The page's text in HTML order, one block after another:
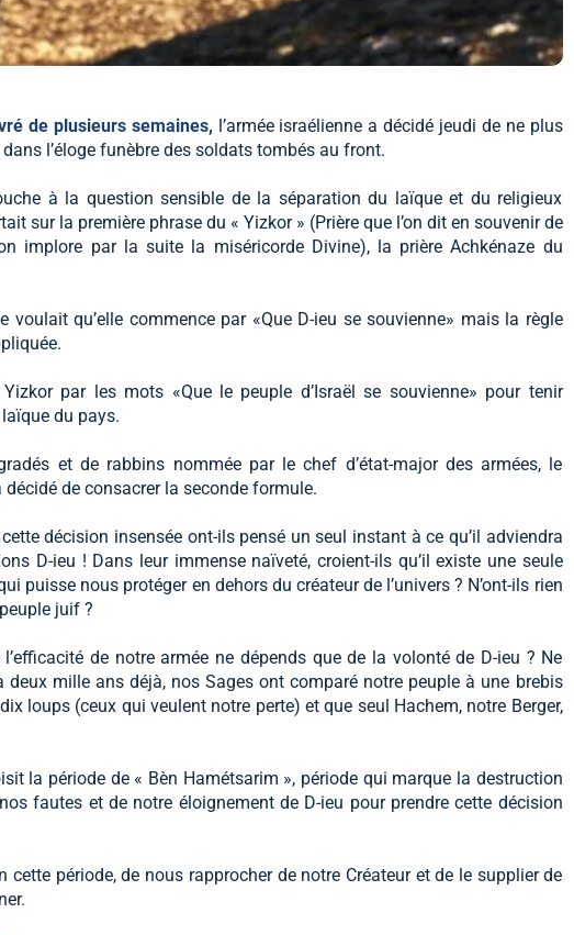
de plusieurs semaines, l’armée israélienne a décidé jeudi de ne plus
l’éloge funèbre des soldats tombés au front.
à la question sensible de la séparation du laïque et du religieux
sur la première phrase du « Yizkor » (Prière que l’on dit en souvenir de
implore par la suite la miséricorde Divine), la prière Achkénaze du
voulait qu’elle commence par «Que D-ieu se souvienne» mais la règle
par les mots «Que le peuple d’Israël se souvienne» pour tenir
du pays.
et de rabbins nommée par le chef d’état-major des armées, le
décidé de consacrer la seconde formule.
décision insensée ont-ils pensé un seul instant à ce qu’il adviendra
D-ieu ! Dans leur immense naïveté, croient-ils qu’il existe une seule
puisse nous protéger en dehors du créateur de l’univers ? N’ont-ils rien
juif ?
de notre armée ne dépends que de la volonté de D-ieu ? Ne
deux mille ans déjà, nos Sages ont comparé notre peuple à une brebis
loups (ceux qui veulent notre perte) et que seul Hachem, notre Berger,
la période de « Bèn Hamétsarim », période qui marque la destruction
fautes et de notre éloignement de D-ieu pour prendre cette décision
cette période, de nous rapprocher de notre Créateur et de le supplier de